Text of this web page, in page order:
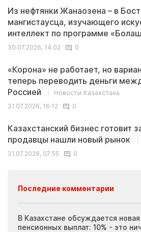
Из нефтянки Жанаозена – в
мангистаусца, изучающего
интеллект по программе
30.07.2026, 14:02
0
«Корона» не работает, но
теперь переводить деньги
Россией
Новости Казахстана
31.07.2026, 16:12
0
Казахстанский бизнес готовит
продавцы нашли новый рынок
31.07.2026, 07:55
0
Последние комментарии
В Казахстане обсуждается новая
пенсионных выплат: 10% - это